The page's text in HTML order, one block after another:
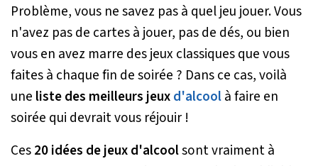
Problème, vous ne savez pas à quel jeu jouer. Vous
n'avez pas de cartes à jouer, pas de dés, ou bien
vous en avez marre des jeux classiques que vous
faites à chaque fin de soirée ? Dans ce cas, voilà
une liste des meilleurs jeuxd'alcoolà faire en
soirée qui devrait vous réjouir !
Ces20 idées de jeux d'alcoolsont vraiment à